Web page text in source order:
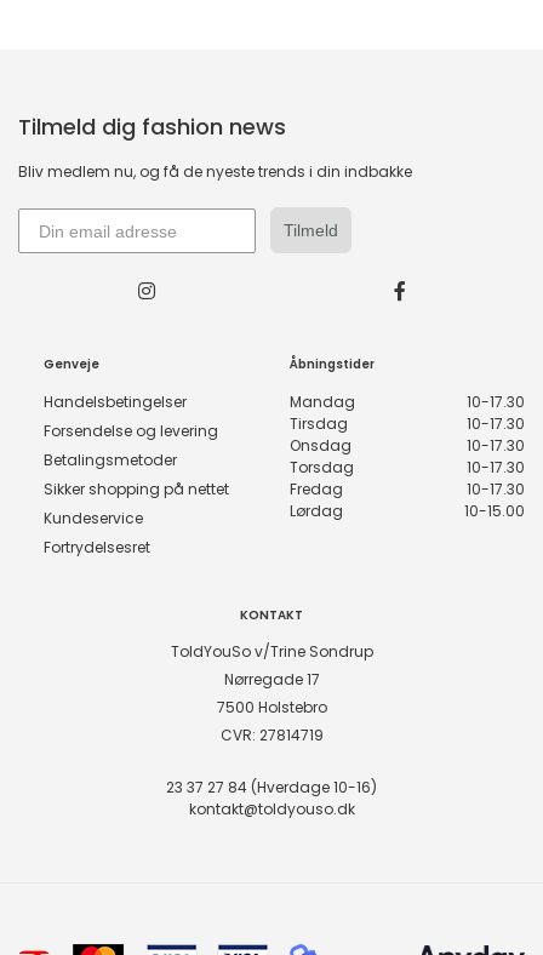
Tilmeld dig fashion news
Bliv medlem nu, og få de nyeste trends i din indbakke
Tilmeld
Genveje
Handelsbetingelser
Forsendelse og levering
Betalingsmetoder
Sikker shopping på nettet
Kundeservice
Fortrydelsesret
Åbningstider
Mandag
10-17.30
Tirsdag
10-17.30
Onsdag
10-17.30
Torsdag
10-17.30
Fredag
10-17.30
Lørdag
10-15.00
KONTAKT
ToldYouSo v/Trine Sondrup
Nørregade 17
7500 Holstebro
CVR: 27814719
23 37 27 84 (Hverdage 10-16)
kontakt@toldyouso.dk